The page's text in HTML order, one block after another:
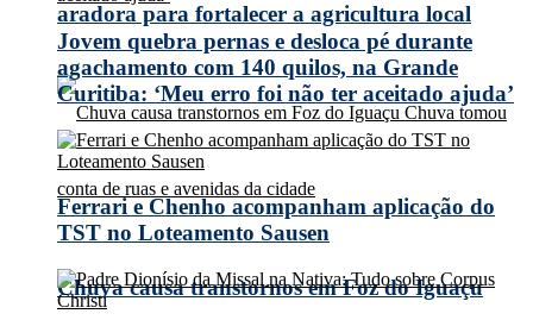
aradora para fortalecer a agricultura local
Chuva causa transtornos em Foz do Iguaçu
Jovem quebra pernas e desloca pé durante
agachamento com 140 quilos, na Grande
Curitiba: ‘Meu erro foi não ter aceitado ajuda’
Ferrari e Chenho acompanham aplicação do
TST no Loteamento Sausen